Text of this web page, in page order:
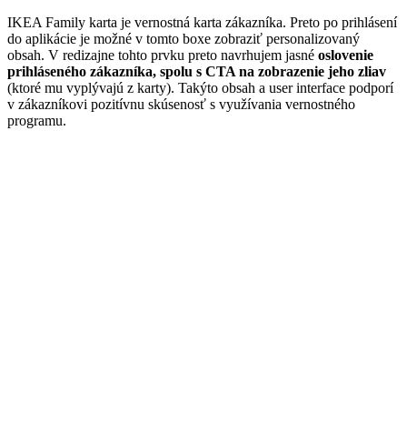
IKEA Family karta je vernostná karta zákazníka. Preto po prihlásení
do aplikácie je možné v tomto boxe zobraziť personalizovaný
obsah. V redizajne tohto prvku preto navrhujem jasné oslovenie
prihláseného zákazníka, spolu s CTA na zobrazenie jeho zliav
(ktoré mu vyplývajú z karty). Takýto obsah a user interface podporí
v zákazníkovi pozitívnu skúsenosť s využívania vernostného
programu.